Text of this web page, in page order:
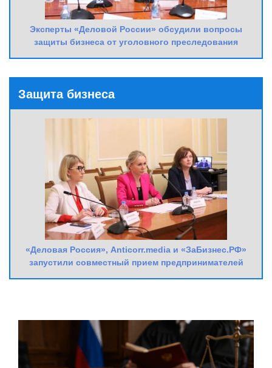
Эксперты «Деловой России» обсудили вопросы
защиты бизнеса от уголовного преследования
Защита бизнеса
«Деловая Россия», Anticorr.media и «ЗаБизнес.РФ»
запустили совместный прием предпринимателей